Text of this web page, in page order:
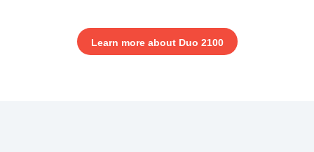
Learn more about Duo 2100